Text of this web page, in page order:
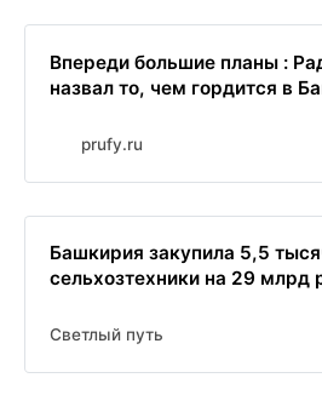
Впереди большие планы :
назвал то, чем гордится в
prufy.ru
Башкирия закупила 5,5
сельхозтехники на 29 млрд
Светлый путь